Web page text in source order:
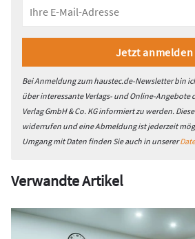
Bei Anmeldung zum haustec.de-Newsletter bin
über interessante Verlags- und Online-Angebote
Verlag GmbH & Co. KG informiert zu werden.
widerrufen und eine Abmeldung ist jederzeit
Umgang mit Daten finden Sie auch in unserer
Verwandte Artikel